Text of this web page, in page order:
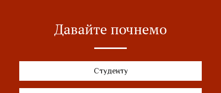
Давайте почнемо
Студенту